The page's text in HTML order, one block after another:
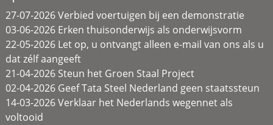
27-07-2026 Verbied voertuigen bij een demonstratie
03-06-2026 Erken thuisonderwijs als onderwijsvorm
22-05-2026 Let op, u ontvangt alleen e-mail van ons als u
dat zélf aangeeft
21-04-2026 Steun het Groen Staal Project
02-04-2026 Geef Tata Steel Nederland geen staatssteun
14-03-2026 Verklaar het Nederlands wegennet als
voltooid